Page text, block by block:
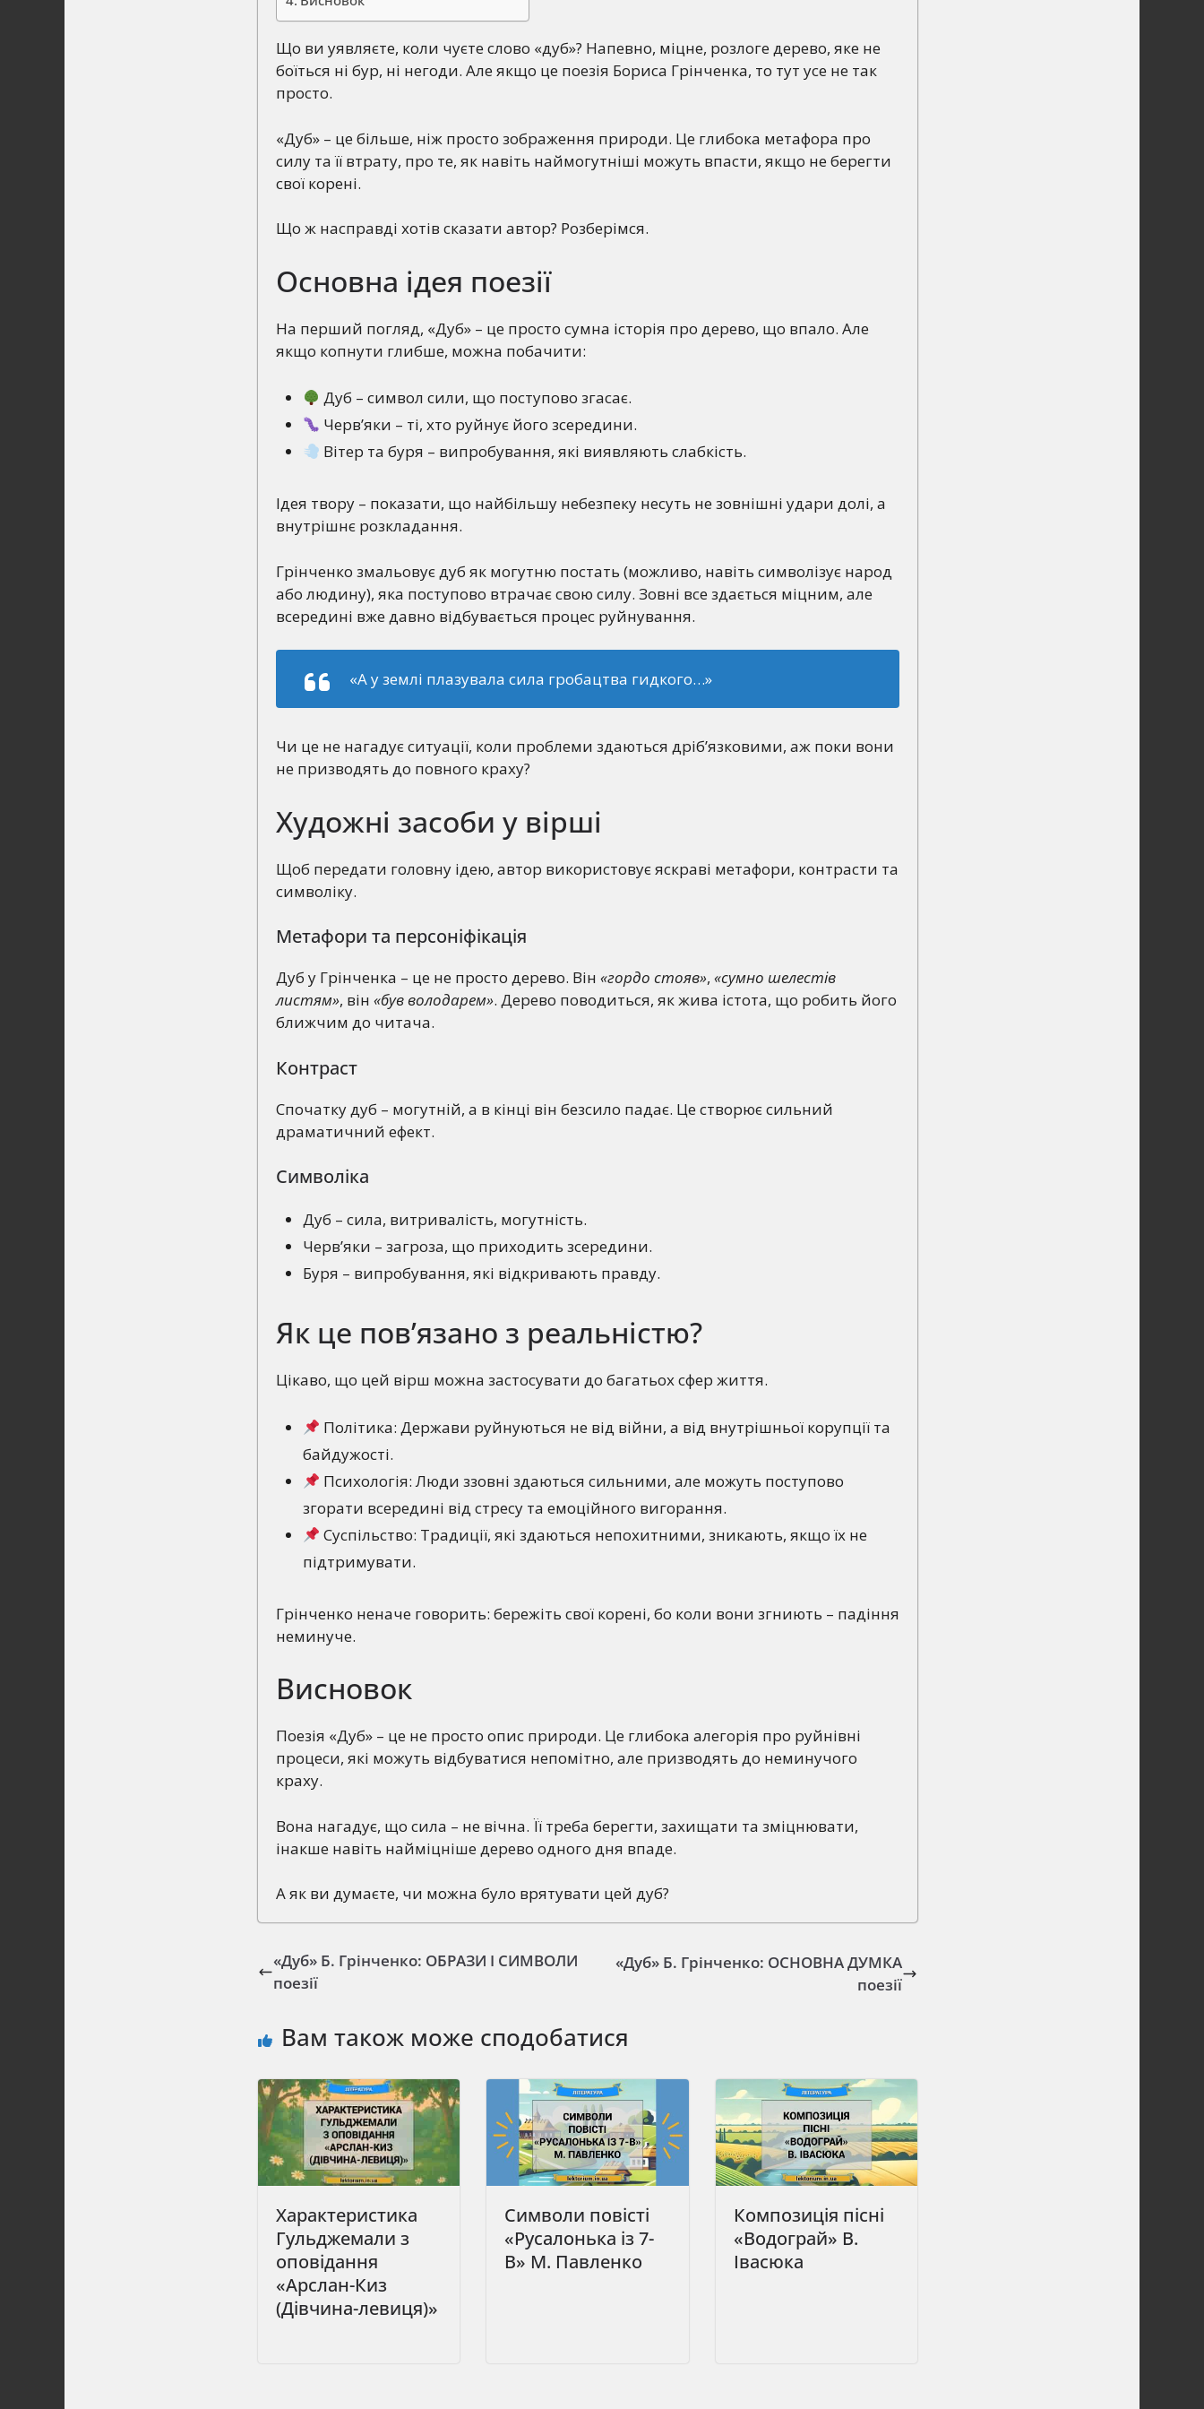
Що ви уявляєте, коли чуєте слово «дуб»? Напевно, міцне, розлоге дерево, яке не
боїться ні бур, ні негоди. Але якщо це поезія Бориса Грінченка, то тут усе не так
просто.
«Дуб» – це більше, ніж просто зображення природи. Це глибока метафора про
силу та її втрату, про те, як навіть наймогутніші можуть впасти, якщо не берегти
свої корені.
Що ж насправді хотів сказати автор? Розберімся.
Основна ідея поезії
На перший погляд, «Дуб» – це просто сумна історія про дерево, що впало. Але
якщо копнути глибше, можна побачити:
Дуб – символ сили, що поступово згасає.
Черв’яки – ті, хто руйнує його зсередини.
Вітер та буря – випробування, які виявляють слабкість.
Ідея твору – показати, що найбільшу небезпеку несуть не зовнішні удари долі, а
внутрішнє розкладання.
Грінченко змальовує дуб як могутню постать (можливо, навіть символізує народ
або людину), яка поступово втрачає свою силу. Зовні все здається міцним, але
всередині вже давно відбувається процес руйнування.
«А у землі плазувала сила гробацтва гидкого…»
Чи це не нагадує ситуації, коли проблеми здаються дріб’язковими, аж поки вони
не призводять до повного краху?
Художні засоби у вірші
Щоб передати головну ідею, автор використовує яскраві метафори, контрасти та
символіку.
Метафори та персоніфікація
Дуб у Грінченка – це не просто дерево. Він «гордо стояв», «сумно шелестів
листям», він «був володарем». Дерево поводиться, як жива істота, що робить його
ближчим до читача.
Контраст
Спочатку дуб – могутній, а в кінці він безсило падає. Це створює сильний
драматичний ефект.
Символіка
Дуб – сила, витривалість, могутність.
Черв’яки – загроза, що приходить зсередини.
Буря – випробування, які відкривають правду.
Як це пов’язано з реальністю?
Цікаво, що цей вірш можна застосувати до багатьох сфер життя.
Політика: Держави руйнуються не від війни, а від внутрішньої корупції та
байдужості.
Психологія: Люди ззовні здаються сильними, але можуть поступово
згорати всередині від стресу та емоційного вигорання.
Суспільство: Традиції, які здаються непохитними, зникають, якщо їх не
підтримувати.
Грінченко неначе говорить: бережіть свої корені, бо коли вони згниють – падіння
неминуче.
Висновок
Поезія «Дуб» – це не просто опис природи. Це глибока алегорія про руйнівні
процеси, які можуть відбуватися непомітно, але призводять до неминучого
краху.
Вона нагадує, що сила – не вічна. Її треба берегти, захищати та зміцнювати,
інакше навіть найміцніше дерево одного дня впаде.
А як ви думаєте, чи можна було врятувати цей дуб?
«Дуб» Б. Грінченко: ОБРАЗИ І СИМВОЛИ
поезії
«Дуб» Б. Грінченко: ОСНОВНА ДУМКА
поезії
Вам також може сподобатися
Характеристика
Гульджемали з
оповідання
«Арслан-Киз
(Дівчина-левиця)»
Символи повісті
«Русалонька із 7-
В» М. Павленко
Композиція пісні
«Водограй» В.
Івасюка